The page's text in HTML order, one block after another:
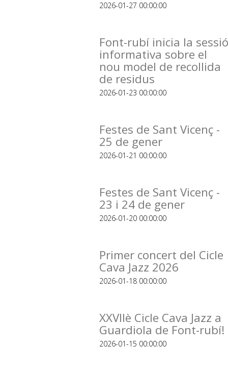
2026-01-27 00:00:00
Font-rubí inicia la sessió
informativa sobre el
nou model de recollida
de residus
2026-01-23 00:00:00
Festes de Sant Vicenç -
25 de gener
2026-01-21 00:00:00
Festes de Sant Vicenç -
23 i 24 de gener
2026-01-20 00:00:00
Primer concert del Cicle
Cava Jazz 2026
2026-01-18 00:00:00
XXVIIè Cicle Cava Jazz a
Guardiola de Font-rubí!
2026-01-15 00:00:00